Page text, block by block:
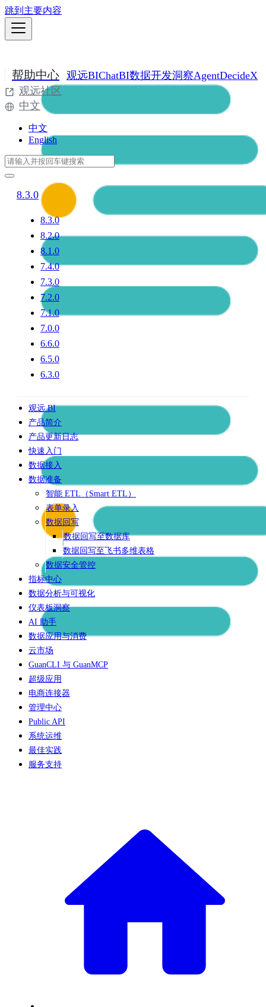
跳到主要内容
帮助中心 观远BIChatBI数据开发洞察AgentDecideX
观远社区
中文
中文
English
8.3.0
8.3.0
8.2.0
8.1.0
7.4.0
7.3.0
7.2.0
7.1.0
7.0.0
6.6.0
6.5.0
6.3.0
观远 BI
产品简介
产品更新日志
快速入门
数据接入
数据准备
智能 ETL（Smart ETL）
表单录入
数据回写
数据回写至数据库
数据回写至飞书多维表格
数据安全管控
指标中心
数据分析与可视化
仪表板洞察
AI 助手
数据应用与消费
云市场
GuanCLI 与 GuanMCP
超级应用
电商连接器
管理中心
Public API
系统运维
最佳实践
服务支持